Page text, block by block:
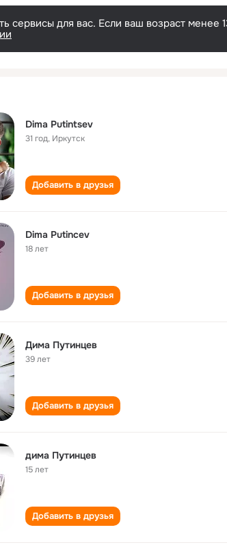
сервисы для вас. Если ваш возраст менее
Dima Putintsev
31 год, Иркутск
Добавить в друзья
Dima Putincev
18 лет
Добавить в друзья
Дима Путинцев
39 лет
Добавить в друзья
дима Путинцев
15 лет
Добавить в друзья